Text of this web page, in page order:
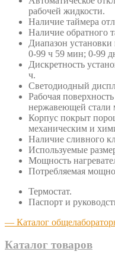
рабочей жидкости.
Наличие таймера
Наличие обратного
Диапазон
0-99 ч 59 мин; 0-99
Дискретность
ч.
Светодиодный
Рабочая
нержавеющей стали
Корпус покрыт
механическим и
Наличие сливного
Используемые
Мощность
Потребляемая
Термостат.
Паспорт и
— Каталог
Каталог товаров